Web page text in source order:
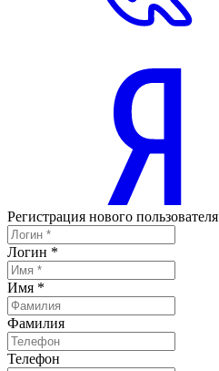
Регистрация нового пользователя
Логин *
Имя *
Фамилия
Телефон